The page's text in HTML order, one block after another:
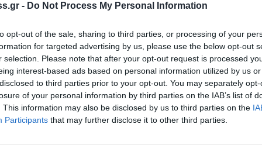
- Do Not Process My Personal Information
opt-out of the sale, sharing to third parties, or processing of your
for targeted advertising by us, please use the below opt-out
selection. Please note that after your opt-out request is processed
interest-based ads based on personal information utilized by us
to third parties prior to your opt-out. You may separately
of your personal information by third parties on the IAB’s list of
This information may also be disclosed by us to third parties on the
Participants that may further disclose it to other third parties.
1-2/6/2024 οΟρειβατικός Σύλλογος
ορεινό όγκο του Ερυμάνθου και
του, τον Ωλενό (2.224μ.). Είναι το
και συμπεριλαμβάνεται στα λεγόμενα